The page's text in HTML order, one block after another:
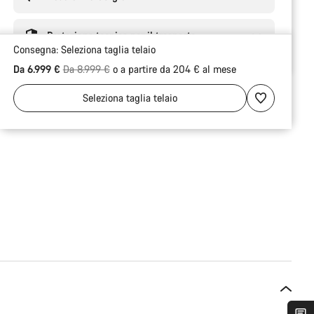
Protezione tecnica per il trasporto
Consegna: Seleziona taglia telaio
Da 6.999 €Prezzo originale
Da 8.999 €o a partire da 204 € al mese
Seleziona taglia telaio